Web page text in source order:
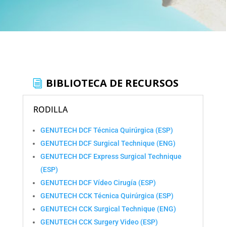
BIBLIOTECA DE RECURSOS
RODILLA
GENUTECH DCF Técnica Quirúrgica (ESP)
GENUTECH DCF Surgical Technique (ENG)
GENUTECH DCF Express Surgical Technique
(ESP)
GENUTECH DCF Vídeo Cirugía (ESP)
GENUTECH CCK Técnica Quirúrgica (ESP)
GENUTECH CCK Surgical Technique (ENG)
GENUTECH CCK Surgery Video (ESP)